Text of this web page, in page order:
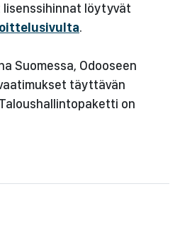
löytyvät
.
Suomessa, Odooseen
täyttävän
on